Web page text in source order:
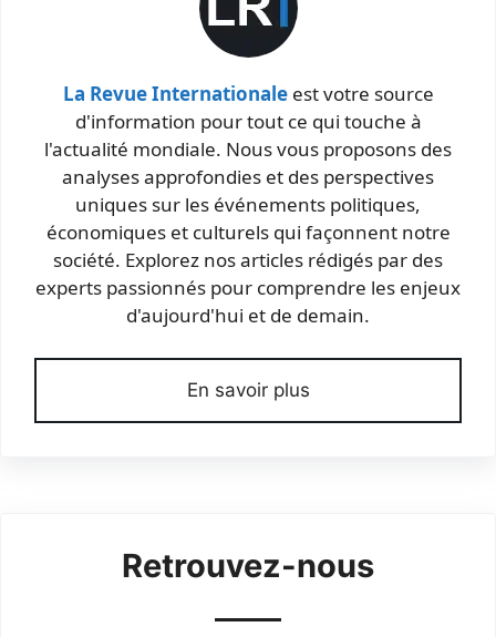
La Revue Internationaleest votre source
d'information pour tout ce qui touche à
l'actualité mondiale. Nous vous proposons des
analyses approfondies et des perspectives
uniques sur les événements politiques,
économiques et culturels qui façonnent notre
société. Explorez nos articles rédigés par des
experts passionnés pour comprendre les enjeux
d'aujourd'hui et de demain.
En savoir plus
Retrouvez-nous